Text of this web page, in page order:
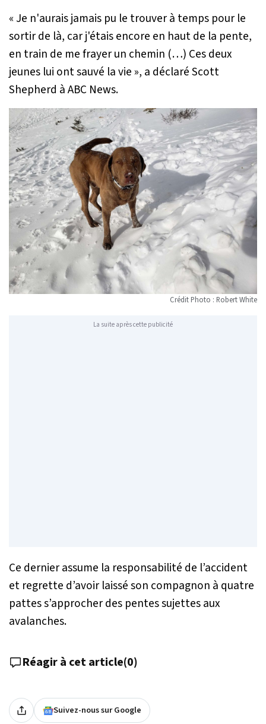
« Je n'aurais jamais pu le trouver à temps pour le
sortir de là, car j'étais encore en haut de la pente,
en train de me frayer un chemin (…) Ces deux
jeunes lui ont sauvé la vie », a déclaré Scott
Shepherd à ABC News.
Crédit Photo : Robert White
La suite après cette publicité
Ce dernier assume la responsabilité de l’accident
et regrette d’avoir laissé son compagnon à quatre
pattes s’approcher des pentes sujettes aux
avalanches.
Réagir à cet article(0)
Suivez-nous sur Google